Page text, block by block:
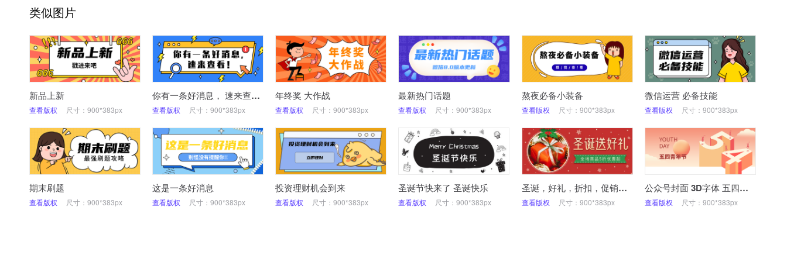
类似图片
新品上新
查看版权 尺寸：900*383px
你有一条好消息， 速来查看！
查看版权 尺寸：900*383px
年终奖 大作战
查看版权 尺寸：900*383px
最新热门话题
查看版权 尺寸：900*383px
熬夜必备小装备
查看版权 尺寸：900*383px
微信运营 必备技能
查看版权 尺寸：900*383px
期末刷题
查看版权 尺寸：900*383px
这是一条好消息
查看版权 尺寸：900*383px
投资理财机会到来
查看版权 尺寸：900*383px
圣诞节快来了 圣诞快乐
查看版权 尺寸：900*383px
圣诞，好礼，折扣，促销，公众号
查看版权 尺寸：900*383px
公众号封面 3D字体 五四青年节
查看版权 尺寸：900*383px